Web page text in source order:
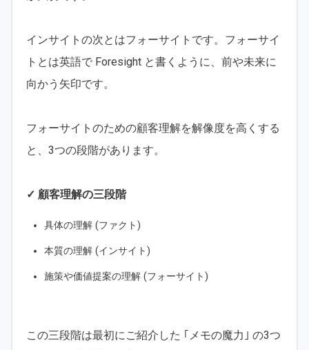
インサイトの次とはフォーサイトです。フォーサイ
トとは英語で Foresight と書くように、前や未来に
向かう矢印です。
フォーサイトのための顧客理解を解像度を高くする
と、3つの段階があります。
✓ 顧客理解の三段階
具体の理解 (ファクト)
本質の理解 (インサイト)
施策や価値提案の理解 (フォーサイト)
この三段階は最初にご紹介した ｢メモの魔力｣ の3つ